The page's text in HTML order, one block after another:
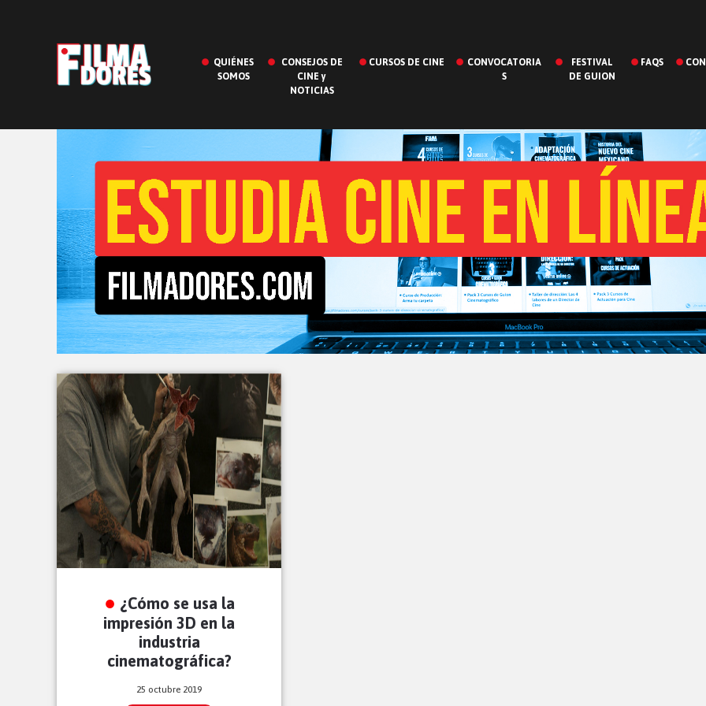
QUIÉNES
SOMOS
CONSEJOS DE
CINE y
NOTICIAS
CURSOS DE CINE
CONVOCATORIA
S
FESTIVAL
DE GUION
FAQS
¿Cómo se usa la
impresión 3D en la
industria
cinematográfica?
25 octubre 2019